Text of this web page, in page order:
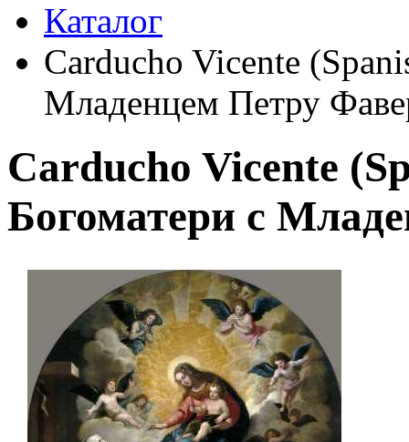
Каталог
Carducho Vicente
Младенцем Петру
Carducho Vicente
Богоматери с